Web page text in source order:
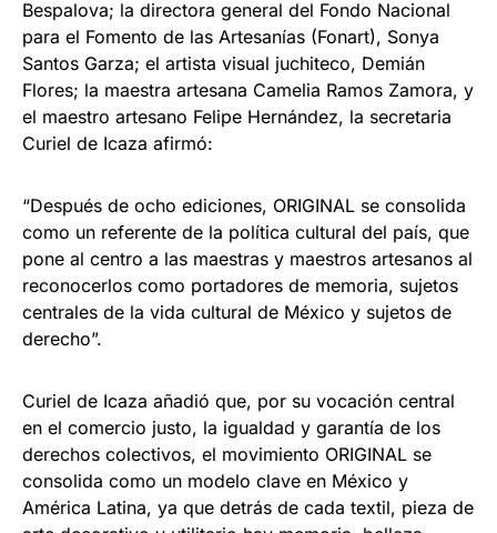
Bespalova; la directora general del Fondo Nacional
para el Fomento de las Artesanías (Fonart), Sonya
Santos Garza; el artista visual juchiteco, Demián
Flores; la maestra artesana Camelia Ramos Zamora, y
el maestro artesano Felipe Hernández, la secretaria
Curiel de Icaza afirmó:
“Después de ocho ediciones, ORIGINAL se consolida
como un referente de la política cultural del país, que
pone al centro a las maestras y maestros artesanos al
reconocerlos como portadores de memoria, sujetos
centrales de la vida cultural de México y sujetos de
derecho”.
Curiel de Icaza añadió que, por su vocación central
en el comercio justo, la igualdad y garantía de los
derechos colectivos, el movimiento ORIGINAL se
consolida como un modelo clave en México y
América Latina, ya que detrás de cada textil, pieza de